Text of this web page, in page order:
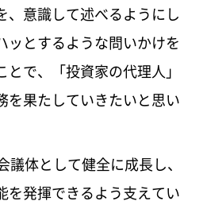
、意識して述べるようにし
ッとするような問いかけを
で、「投資家の代理人」
を果たしていきたいと思い
議体として健全に成長し、
を発揮できるよう支えてい